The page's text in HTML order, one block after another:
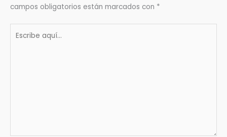
campos obligatorios están marcados con *